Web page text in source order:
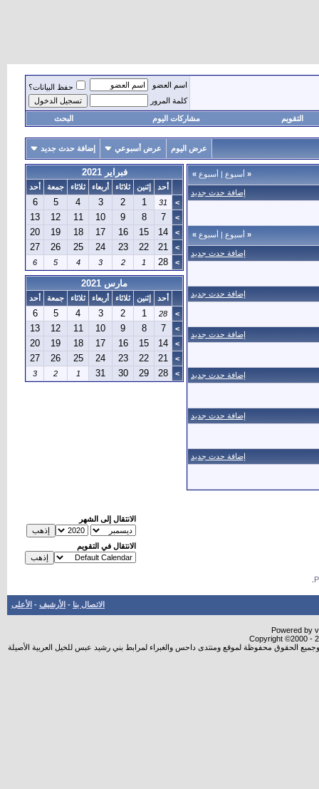
اسم العضو
حفظ البيانات؟
كلمة المرور
التقويم مشاركات اليوم البحث
عرض اليوم عرض أسبوعي إضافة حدث جديد
« أسبوع | أسبوع »
إضافة حدث جديد
« أسبوع | أسبوع »
إضافة حدث جديد
إضافة حدث جديد
إضافة حدث جديد
إضافة حدث جديد
إضافة حدث جديد
إضافة حدث جديد
فبراير 2021
أحد إثنين ثلاثاء أربعاء ثلاثاء جمعة
أحد
>
31
1
2
3
4
5
6
>
7
8
9
10
11
12
13
>
14
15
16
17
18
19
20
>
21
22
23
24
25
26
27
>
28
1
2
3
4
5
6
مارس 2021
أحد إثنين ثلاثاء أربعاء ثلاثاء جمعة
أحد
>
28
1
2
3
4
5
6
>
7
8
9
10
11
12
13
>
14
15
16
17
18
19
20
>
21
22
23
24
25
26
27
>
28
29
30
31
1
2
3
الانتقال إلى الشهر
الانتقال في التقويم
الاتصال بنا - الأرشيف - الأعلى
Powered by
Copyright ©2000 -
الحقوق محفوظة لموقع ومنتدى داحس والغبراء لمرابط بني رشيد عبس للخيل العربية الأصيلة